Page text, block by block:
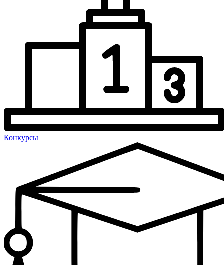
Конкурсы